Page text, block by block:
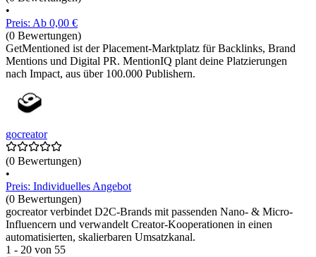
•
Preis: Ab 0,00 €
(0 Bewertungen)
GetMentioned ist der Placement-Marktplatz für Backlinks, Brand
Mentions und Digital PR. MentionIQ plant deine Platzierungen
nach Impact, aus über 100.000 Publishern.
gocreator
(0 Bewertungen)
•
Preis: Individuelles Angebot
(0 Bewertungen)
gocreator verbindet D2C-Brands mit passenden Nano- & Micro-
Influencern und verwandelt Creator-Kooperationen in einen
automatisierten, skalierbaren Umsatzkanal.
1 - 20 von 55